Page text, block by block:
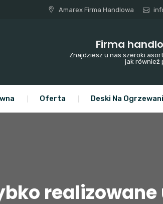
Amarex Firma Handlowa
Firma
Znajdziesz u nas szeroki
jak również
Oferta Deski Na